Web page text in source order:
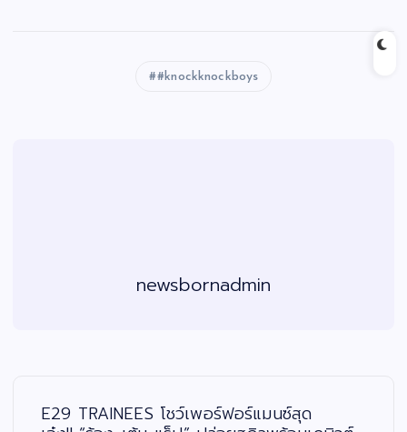
#knockknockboys
newsbornadmin
E29 TRAINEES โชว์เพอร์ฟอร์แมนซ์สุด